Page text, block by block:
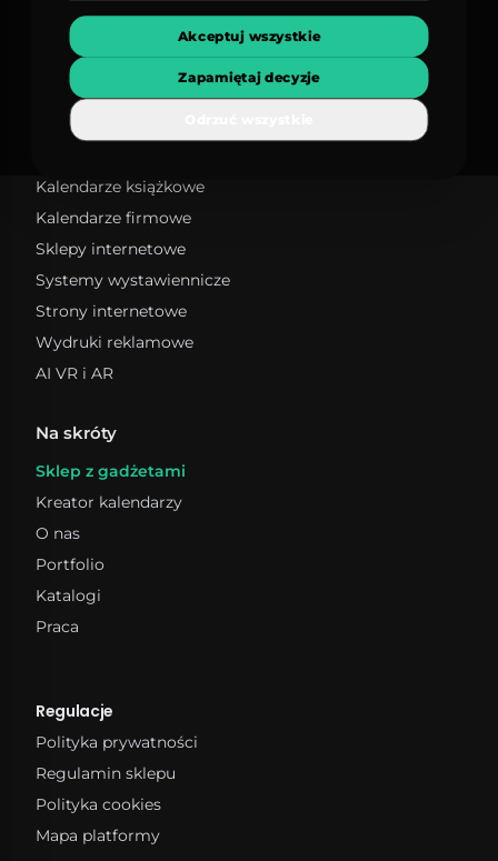
Akceptuj wszystkie
Zapamiętaj decyzje
Filmy reklamowe
Branding
Projektowanie graficzne
Projektowanie logotypów
Grafika wektorowa
Identyfikacja wizualna
Reklama outdoor
Pudełka ozdobne
Pudełka na prezenty
Pudełka do przechowywania
Pudełka kartonowe
Kalendarze książkowe
Kalendarze firmowe
Sklepy internetowe
Systemy wystawiennicze
Strony internetowe
Wydruki reklamowe
AI VR i AR
Na skróty
Sklep z gadżetami
Kreator kalendarzy
O nas
Portfolio
Katalogi
Praca
Regulacje
Polityka prywatności
Regulamin sklepu
Polityka cookies
Mapa platformy